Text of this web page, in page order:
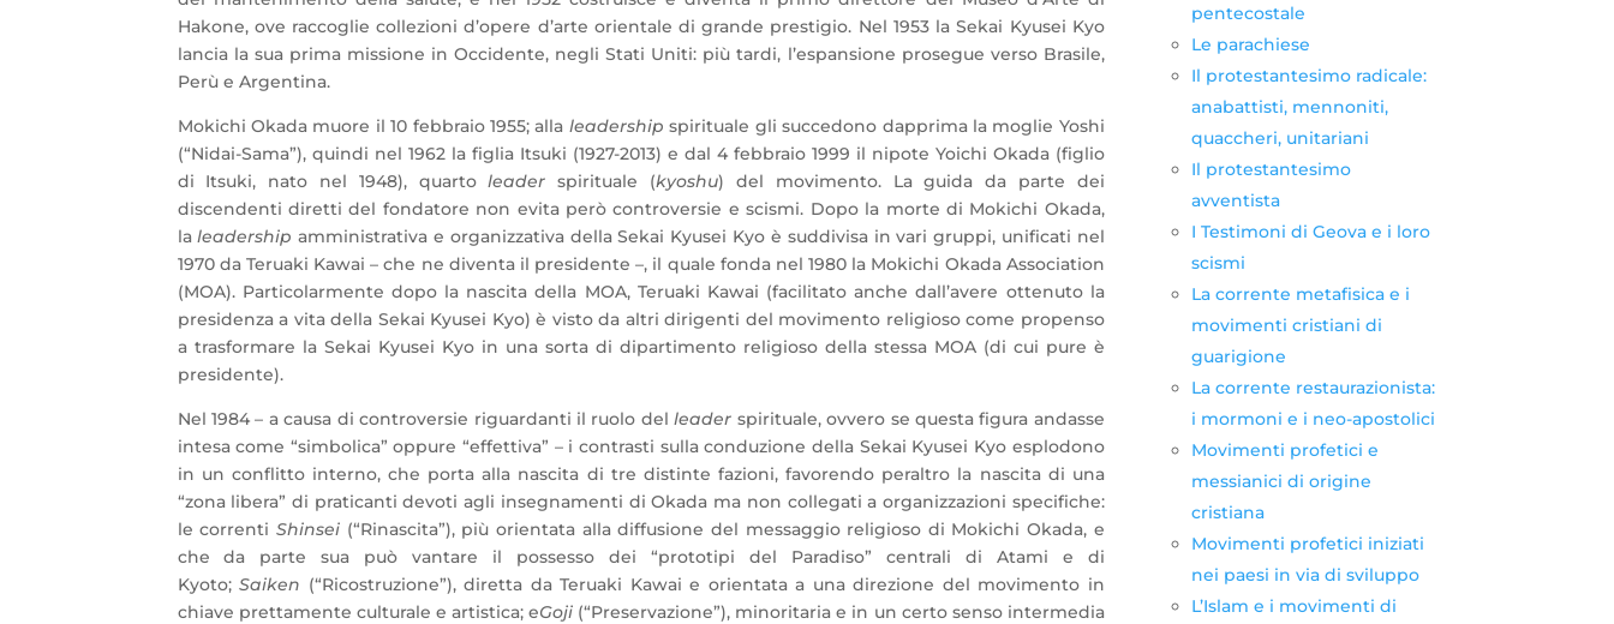
Hakone, ove raccoglie collezioni d’opere d’arte orientale di grande prestigio. Nel 1953 la Sekai Kyusei Kyo
lancia la sua prima missione in Occidente, negli Stati Uniti: più tardi, l’espansione prosegue verso Brasile,
Perù e Argentina.
Mokichi Okada muore il 10 febbraio 1955; alla leadership spirituale gli succedono dapprima la moglie Yoshi
(“Nidai-Sama”), quindi nel 1962 la figlia Itsuki (1927-2013) e dal 4 febbraio 1999 il nipote Yoichi Okada (figlio
di Itsuki, nato nel 1948), quartoleaderspirituale (kyoshu) del movimento. La guida da parte dei
discendenti diretti del fondatore non evita però controversie e scismi. Dopo la morte di Mokichi Okada,
laleadership amministrativa e organizzativa della Sekai Kyusei Kyo è suddivisa in vari gruppi, unificati nel
1970 da Teruaki Kawai – che ne diventa il presidente –, il quale fonda nel 1980 la Mokichi Okada Association
(MOA). Particolarmente dopo la nascita della MOA, Teruaki Kawai (facilitato anche dall’avere ottenuto la
presidenza a vita della Sekai Kyusei Kyo) è visto da altri dirigenti del movimento religioso come propenso
a trasformare la Sekai Kyusei Kyo in una sorta di dipartimento religioso della stessa MOA (di cui pure è
presidente).
Nel 1984 – a causa di controversie riguardanti il ruolo delleader spirituale, ovvero se questa figura andasse
intesa come “simbolica” oppure “effettiva” – i contrasti sulla conduzione della Sekai Kyusei Kyo esplodono
in un conflitto interno, che porta alla nascita di tre distinte fazioni, favorendo peraltro la nascita di una
“zona libera” di praticanti devoti agli insegnamenti di Okada ma non collegati a organizzazioni specifiche:
le correnti Shinsei(“Rinascita”), più orientata alla diffusione del messaggio religioso di Mokichi Okada, e
che da parte sua può vantare il possesso dei “prototipi del Paradiso” centrali di Atami e di
Kyoto;Saiken (“Ricostruzione”), diretta da Teruaki Kawai e orientata a una direzione del movimento in
chiave prettamente culturale e artistica; eGoji (“Preservazione”), minoritaria e in un certo senso intermedia
pentecostale
Le parachiese
Il protestantesimo radicale:
anabattisti, mennoniti,
quaccheri, unitariani
Il protestantesimo
avventista
I Testimoni di Geova e i loro
scismi
La corrente metafisica e i
movimenti cristiani di
guarigione
La corrente restaurazionista:
i mormoni e i neo-apostolici
Movimenti profetici e
messianici di origine
cristiana
Movimenti profetici iniziati
nei paesi in via di sviluppo
L’Islam e i movimenti di